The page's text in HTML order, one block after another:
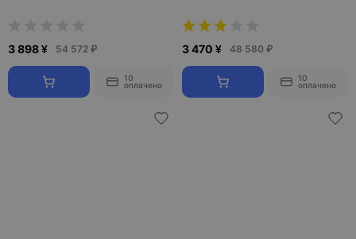
3 898 ¥ 54 572 ₽
10
оплачено
3 470 ¥ 48 580 ₽
10
оплачено